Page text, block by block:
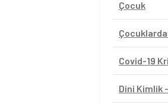
Çocuk
Covid-19
Dini Kimlik